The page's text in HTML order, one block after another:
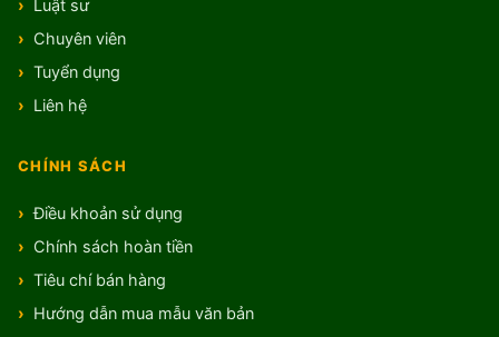
Luật sư
Chuyên viên
Tuyển dụng
Liên hệ
CHÍNH SÁCH
Điều khoản sử dụng
Chính sách hoàn tiền
Tiêu chí bán hàng
Hướng dẫn mua mẫu văn bản